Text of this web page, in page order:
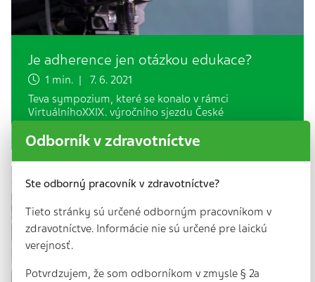
Je adherence jen otázkou edukace?
1 min. | 7. 6. 2021
Teva sympozium, které se konalo v rámci
VirtuálníhoXXIX. výročního sjezdu České
Odborník v zdravotníctve
Ste odborný pracovník v zdravotníctve?
Tieto stránky sú určené odborným pracovníkom v
zdravotníctve. Informácie nie sú určené pre laickú
verejnosť.
Potvrdzujem, že som odborníkom v zmysle § 2a